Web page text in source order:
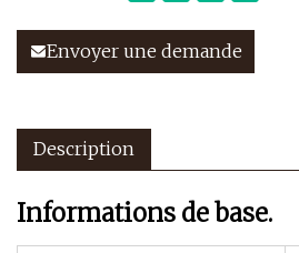
Envoyer une demande
Description
Informations de base.